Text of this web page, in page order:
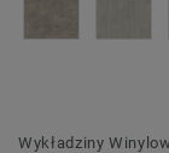
Wykładziny